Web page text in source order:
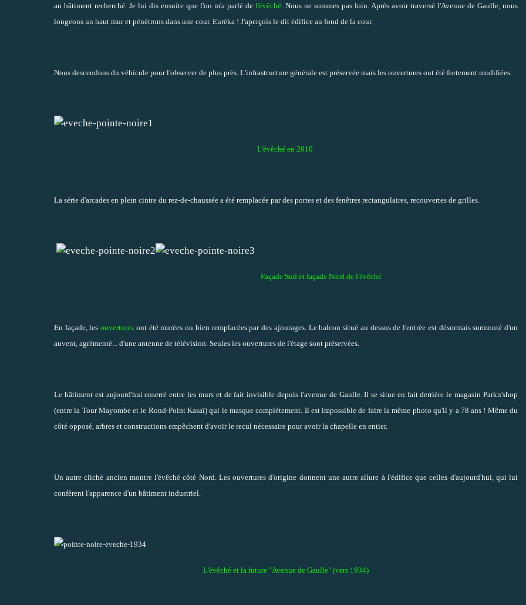
au bâtiment recherché. Je lui dis ensuite que l'on m'a parlé de l'évêché . Nous ne sommes pas loin. Après avoir traversé l'Avenue de Gaulle, nous
longeons un haut mur et pénétrons dans une cour. Euréka ! J'aperçois le dit édifice au fond de la cour.
Nous descendons du véhicule pour l'observer de plus près. L'infrastructure générale est préservée mais les ouvertures ont été fortement modifiées.
L'évêché en 2010
La série d'arcades en plein cintre du rez-de-chaussée a été remplacée par des portes et des fenêtres rectangulaires, recouvertes de grilles.
Façade Sud et façade Nord de l'évêché
En façade, lesouvertures ont été murées ou bien remplacées par des ajourages. Le balcon situé au dessus de l'entrée est désormais surmonté d'un
auvent, agrémenté... d'une antenne de télévision. Seules les ouvertures de l'étage sont préservées.
Le bâtiment est aujourd'hui enserré entre les murs et de fait invisible depuis l'avenue de Gaulle. Il se situe en fait derrière le magasin Parkn'shop
(entre la Tour Mayombe et le Rond-Point Kasaï) qui le masque complètement. Il est impossible de faire la même photo qu'il y a 78 ans ! Même du
côté opposé, arbres et constructions empêchent d'avoir le recul nécessaire pour avoir la chapelle en entier.
Un autre cliché ancien montre l'évêché côté Nord. Les ouvertures d'origine donnent une autre allure à l'édifice que celles d'aujourd'hui, qui lui
confèrent l'apparence d'un bâtiment industriel.
L'évêché et la future "Avenue de Gaulle" (vers 1934)